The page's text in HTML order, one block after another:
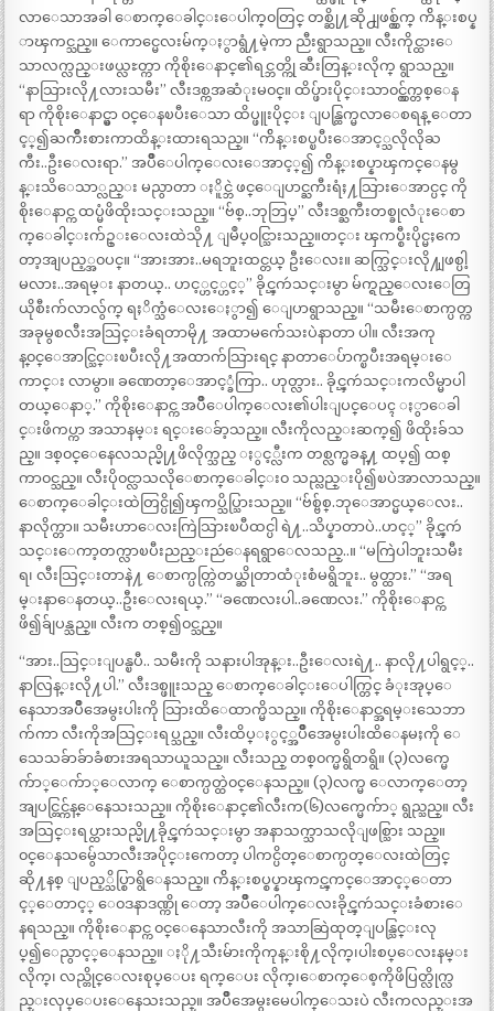
လာေသာအခါ ေစာက္ေခါင္းေပါက္၀တြင္ တစ္ဆို႔ဆို႕ျဖစ္လွ်က္ က်ိန္းစပ္န
ာၾကင္သည္။ ေကာင္မေလးမ်က္ႏွာရွံ႔မဲ့ကာ ညီးရွာသည္။ လီးကိုင္ထားေ
သာလက္လည္းဖယ္လႊတ္ကာ ကိုစိုးေနာင္၏ရင္ဘတ္ကို ဆီးတြန္းလိုက္ ရွာသည္။
“နာသြားလို႔လားသမီး” လီးဒစ္ကအဆံုးမ၀င္။ ထိပ္ဖ်ားပိုင္းသာ၀င္လွ်က္တစ္ေန
ရာ ကိုစိုးေနာင္မွာ ၀င္ေနၿပီးေသာ ထိပ္ဖူးပိုင္း ျပန္ထြက္မလာေစရန္ ေတာ
င့္၍ႀကိဳးစားကာထိန္းထားရသည္။ “က်ိန္းစပ္ၿပီးေအာင့္သလိုလိုႀ
ကီး..ဦးေလးရာ.” အပ်ိဳေပါက္ေလးေအာင့္၍ က်ိန္းစပ္နာၾကင္ေနမွ
န္းသိေသာ္လည္း မညွာတာ ႏိူင္ဘဲ ဖင္ေျပာင္ႀကီးရံႈ႔သြားေအာင္ပင္ ကို
စိုးေနာင္က ထပ္မံဖိထိုးသင္းသည္။ “ဗ်စ္..ဘုဘြပ္” လီးဒစ္ႀကီးတစ္ခုလံုးေစာ
က္ေခါင္းက်ဥ္းေလးထဲသို႔ ျမဳပ္၀င္သြားသည္။တင္း ၾကပ္စီးပိုင္မႈကေ
တာ့အျပည့္အ၀ပင္။ “အားအား..မရဘူးထင္တယ္ ဦးေလး။ ဆက္သြင္းလို႔ျဖစ္ပါ့
မလား..အရမ္း နာတယ္.. ဟင့္ဟင့္ဟင့္” ခိုင္ၾကဴသင္းမွာ မ်က္ရည္ေလးေတြ
ယိုစီးက်လာလွ်က္ ရႈိက္သံေလးေႏွာ၍ ေျပာရွာသည္။ “သမီးေစာက္ပတ္က
အခုမွစလီးအသြင္းခံရတာမို႔ အထာမက်ေသးပဲနာတာ ပါ။ လီးအကု
န္၀င္ေအာင္သြင္းၿပီးလို႔အထာက်သြားရင္ နာတာေပ်ာက္ၿပီးအရမ္းေ
ကာင္း လာမွာ။ ခဏေတာ့ေအာင့္ခံကြာ.. ဟုတ္လား.. ခိုင္ၾကဴသင္းကလိမ္မာပါ
တယ္ေနာ္.” ကိုစိုးေနာင္က အပ်ိဳေပါက္ေလး၏ပါးျပင္ေပၚ ႏွာေခါ
င္းဖိကပ္ကာ အသာနမ္း ရင္းေခ်ာ့သည္။ လီးကိုလည္းဆက္၍ ဖိထိုးခ်သ
ည္။ ဒစ္၀င္ေနေလသည္မို႔ဖိလိုက္သည္ ႏွင့္လီးက တစ္လက္မခန္႔ ထပ္၍ ထစ္
ကာ၀င္သည္။ လီးပို၀င္လာသလိုေစာက္ေခါင္း၀ သည္လည္းပို၍ၿပဲအာလာသည္။
ေစာက္ေခါင္းထဲတြင္ပို၍ၾကပ္သိပ္သြားသည္။ “ဗ်စ္ဗ်စ္.ဘုေအာင္မယ္ေလး..
နာလိုက္တာ။ သမီးဟာေလးကြဲသြားၿပီထင္ပါ ရဲ႔..သိပ္နာတာပဲ..ဟင့္” ခိုင္ၾကဴ
သင္းေကာ့တက္လာၿပီးညည္းညဴေနရရွာေလသည္..။ “မကြဲပါဘူးသမီး
ရ၊ လီးသြင္းတာနဲ႔ ေစာက္ပတ္ကြဲတယ္ဆိုတာထံုးစံမရွိဘူး.. မွတ္ထား.” “အရ
မ္းနာေနတယ္..ဦးေလးရယ္.” “ခဏေလးပါ..ခဏေလး.” ကိုစိုးေနာင္က
ဖိ၍ခ်ျပန္သည္။ လီးက တစ္၍၀င္သည္။
“အား..သြင္းျပန္ၿပီ.. သမီးကို သနားပါအုန္း..ဦးေလးရဲ႔.. နာလို႔ပါရွင့္..
နာလြန္းလို႔ပါ.” လီးဒစ္ဖူးသည္ ေစာက္ေခါင္းေပါက္တြင္ ခံုးအုပ္ေ
နေသာအပ်ိဳအေမွးပါးကို သြားထိေထာက္မိသည္။ ကိုစိုးေနာင္အရမ္းသေဘာ
က်ကာ လီးကိုအသြင္းရပ္သည္။ လီးထိပ္ႏွင့္အပ်ိဳအေမွးပါးထိေနမႈကို ေ
သေသခ်ာခ်ာခံစားအရသာယူသည္။ လီးသည္ တစ္၀က္မရွိတရွိ။ (၃)လက္မေ
က်ာ္ေက်ာ္ေလာက္ ေစာက္ပတ္ထဲ၀င္ေနသည္။ (၃)လက္မ ေလာက္ေတာ့
အျပင္တြင္က်န္ေနေသးသည္။ ကိုစိုးေနာင္၏လီးက(၆)လက္မေက်ာ္ ရွည္သည္။ လီး
အသြင္းရပ္ထားသည္မို႔ခိုင္ၾကဴသင္းမွာ အနာသက္သာသလိုျဖစ္သြား သည္။
၀င္ေနသမွ်ေသာလီးအပိုင္းကေတာ့ ပါကင္ပိတ္ေစာက္ပတ္ေလးထဲတြင္
ဆို႔နစ္ ျပည့္သိပ္စြာရွိေနသည္။ က်ိန္းစပ္စပ္နာၾကင္ၾကင္ေအာင့္ေတာ
င့္ေတာင့္ ေ၀ဒနာဒဏ္ကို ေတာ့ အပ်ိဳေပါက္ေလးခိုင္ၾကဴသင္းခံစားေ
နရသည္။ ကိုစိုးေနာင္က ၀င္ေနေသာလီးကို အသာဆြဲထုတ္ျပန္သြင္းလု
ပ္၍ေညွာင့္ေနသည္။ ႏို႔သီးမ်ားကိုကုန္းစို႔လိုက္၊ပါးစပ္ေလးနမ္း
လိုက္၊ လည္တိုင္ေလးစုပ္ေပး ရက္ေပး လိုက္၊ေစာက္ေစ့ကိုဖိပြတ္လိုက္လ
ည္းလုပ္ေပးေနေသးသည္။ အပ်ိဳအေမွးမေပါက္ေသးပဲ လီးကလည္းအ